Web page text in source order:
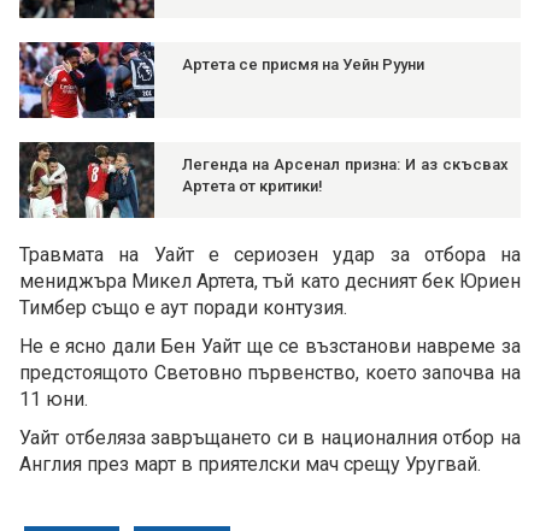
Артета се присмя на Уейн Рууни
Легенда на Арсенал призна: И аз скъсвах
Артета от критики!
Травмата на Уайт е сериозен удар за отбора на
мениджъра Микел Артета, тъй като десният бек Юриен
Тимбер също е аут поради контузия.
Не е ясно дали Бен Уайт ще се възстанови навреме за
предстоящото Световно първенство, което започва на
11 юни.
Уайт отбеляза завръщането си в националния отбор на
Англия през март в приятелски мач срещу Уругвай.